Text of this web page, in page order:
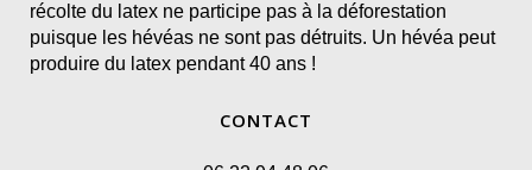
récolte du latex ne participe pas à la déforestation
puisque les hévéas ne sont pas détruits. Un hévéa peut
produire du latex pendant 40 ans !
CONTACT